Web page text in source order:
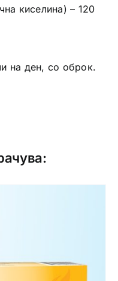
киселина) – 120
на ден, со оброк.